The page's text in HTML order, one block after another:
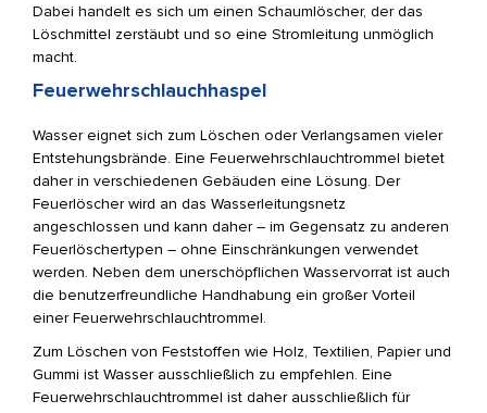
Dabei handelt es sich um einen Schaumlöscher, der das
Löschmittel zerstäubt und so eine Stromleitung unmöglich
macht.
Feuerwehrschlauchhaspel
Wasser eignet sich zum Löschen oder Verlangsamen vieler
Entstehungsbrände. Eine Feuerwehrschlauchtrommel bietet
daher in verschiedenen Gebäuden eine Lösung. Der
Feuerlöscher wird an das Wasserleitungsnetz
angeschlossen und kann daher – im Gegensatz zu anderen
Feuerlöschertypen – ohne Einschränkungen verwendet
werden. Neben dem unerschöpflichen Wasservorrat ist auch
die benutzerfreundliche Handhabung ein großer Vorteil
einer Feuerwehrschlauchtrommel.
Zum Löschen von Feststoffen wie Holz, Textilien, Papier und
Gummi ist Wasser ausschließlich zu empfehlen. Eine
Feuerwehrschlauchtrommel ist daher ausschließlich für